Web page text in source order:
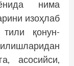
нима
изоҳлаб
қонун-
асосийси,